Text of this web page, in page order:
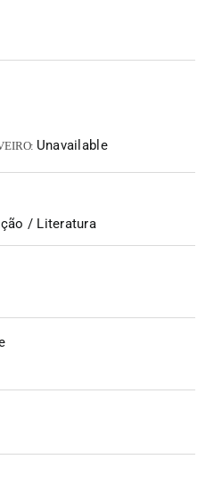
Unavailable
/ Literatura